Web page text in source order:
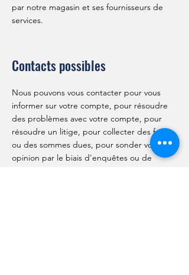
par notre magasin et ses fournisseurs de
services.
Contacts possibles
Nous pouvons vous contacter pour vous
informer sur votre compte, pour résoudre
des problèmes avec votre compte, pour
résoudre un litige, pour collecter des frais
ou des sommes dues, pour sonder votre
opinion par le biais d'enquêtes ou de